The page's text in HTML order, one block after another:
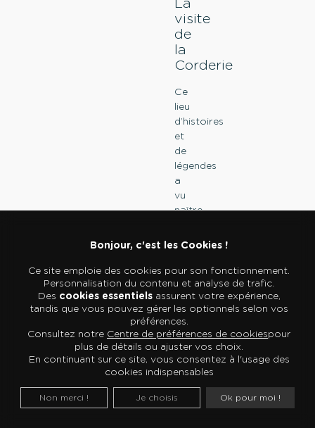
visite
de
la
Corderie
Ce
lieu
d’histoires
et
de
légendes
a
vu
naître
grands
où
se
croisaient
innovations
et
technologies.
Pendant
plus
de
trois
Bonjour, c'est les Cookies !
Ce site emploie des cookies pour son fonctionnement.
Personnalisation du contenu et analyse de trafic.
Des cookies essentielsassurent votre expérience,
tandis que vous pouvez gérer les optionnels selon vos
préférences.
Consultez notre Centre de préférences de cookiespour
plus de détails ou ajuster vos choix.
En continuant sur ce site, vous consentez à l'usage des
cookies indispensables
Ok pour moi !
Non merci ! Je choisis